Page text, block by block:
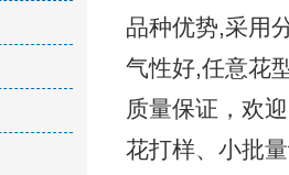
品种优势,采用
气性好,任意花
质量保证，欢
花打样、小批